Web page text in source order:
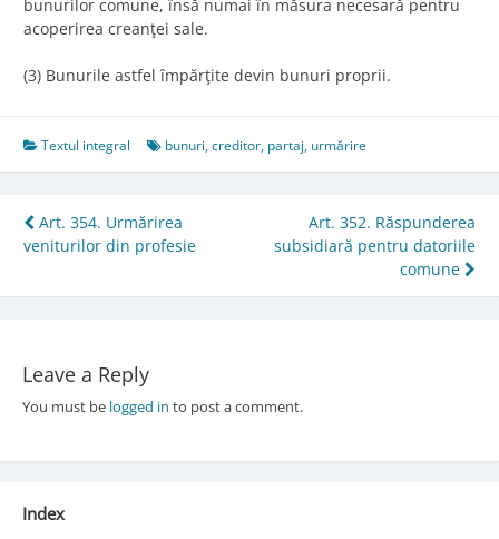
bunurilor comune, însă numai în măsura necesară pentru
acoperirea creanţei sale.
(3) Bunurile astfel împărţite devin bunuri proprii.
Textul integral bunuri,creditor, partaj, urmărire
Post
navigation
Art. 354. Urmărirea
veniturilor din profesie
Art. 352. Răspunderea
subsidiară pentru datoriile
comune
Leave a Reply
You must be logged in to post a comment.
Index